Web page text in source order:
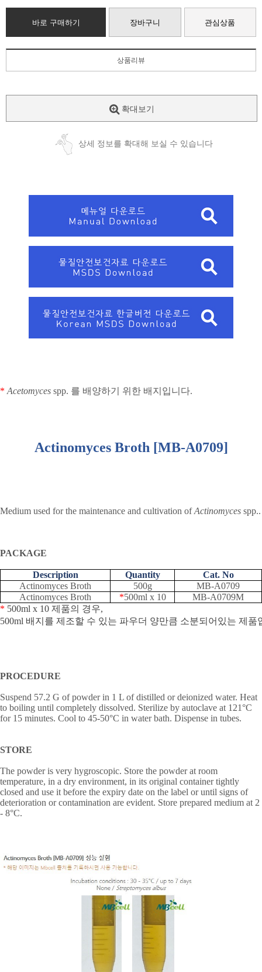
바로 구매하기 장바구니 관심상품
상품리뷰
확대보기
상세 정보를 확대해 보실 수 있습니다
* Acetomyces spp. 를 배양하기 위한 배지입니다.
Actinomyces Broth [MB-A0709]
Medium used for the maintenance and cultivation ofActinomyces spp..
PACKAGE
Description Quantity
Cat. No
Actinomyces Broth
500g
MB-A0709
Actinomyces Broth
*500ml x 10
MB-A0709M
* 500ml x 10 제품의 경우,
500ml 배지를 제조할 수 있는 파우더 양만큼 소분되어있는 제품
PROCEDURE
Suspend 57.2 G of powder in 1 L of distilled or deionized water. Heat
to boiling until completely dissolved. Sterilize by autoclave at 121°C
for 15 minutes. Cool to 45-50°C in water bath. Dispense in tubes.
STORE
The powder is very hygroscopic. Store the powder at room
temperature, in a dry environment, in its original container tightly
closed and use it before the expiry date on the label or until signs of
deterioration or contamination are evident. Store prepared medium at 2
- 8°C.